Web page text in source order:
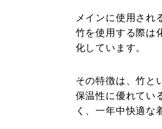
メインに使用され
竹を使用する際は
化しています。
その特徴は、竹と
保温性に優れてい
く、一年中快適な